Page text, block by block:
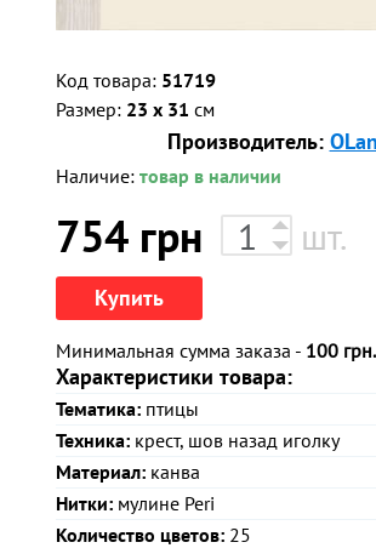
Код товара: 51719
Размер: 23 x 31 см
Производитель:
Наличие: товар в наличии
754 грн шт.
Купить
Минимальная сумма заказа - 100 грн.
Характеристики товара:
Тематика: птицы
Техника: крест, шов назад иголку
Материал: канва
Нитки: мулине Peri
Количество цветов: 25